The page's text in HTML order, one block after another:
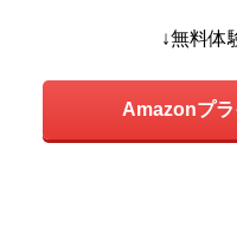
↓無料体
Amazonプ